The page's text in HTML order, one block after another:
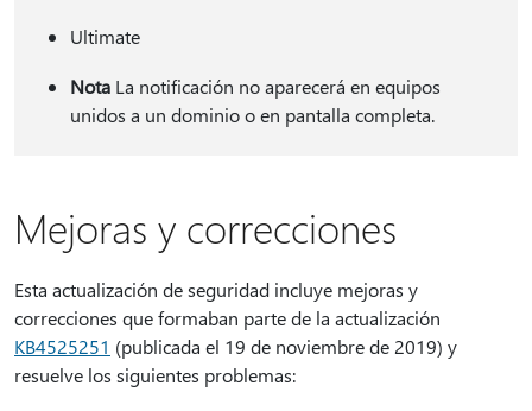
Ultimate
NotaLa notificación no aparecerá en equipos
unidos a un dominio o en pantalla completa.
Mejoras y correcciones
Esta actualización de seguridad incluye mejoras y
correcciones que formaban parte de la actualización
KB4525251 (publicada el 19 de noviembre de 2019) y
resuelve los siguientes problemas: